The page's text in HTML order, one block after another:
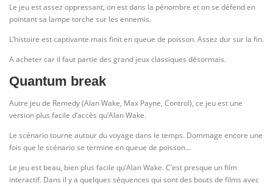
Le jeu est assez oppressant, on est dans la pénombre et on se défend en
pointant sa lampe torche sur les ennemis.
L’histoire est captivante mais finit en queue de poisson. Assez dur sur la fin.
A acheter car il faut partie des grand jeux classiques désormais.
Quantum break
Autre jeu de Remedy (Alan Wake, Max Payne, Control), ce jeu est une
version plus facile d’accès qu’Alan Wake.
Le scénario tourne autour du voyage dans le temps. Dommage encore une
fois que le scénario se termine en queue de poisson…
Le jeu est beau, bien plus facile qu’Alan Wake. C’est presque un film
interactif. Dans il y a quelques séquences qui sont des bouts de films avec